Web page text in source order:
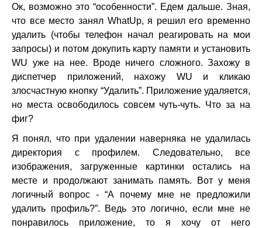
Ок, возможно это “особенности”. Едем дальше. Зная,
что все место занял WhatUp, я решил его временно
удалить (чтобы телефон начал реагировать на мои
запросы) и потом докупить карту памяти и установить
WU уже на нее. Вроде ничего сложного. Захожу в
диспетчер приложений, нахожу WU и кликаю
злосчастную кнопку “Удалить”. Приложение удаляется,
но места освободилось совсем чуть-чуть. Что за на
фиг?
Я понял, что при удалении наверняка не удалилась
директория с профилем. Следовательно, все
изображения, загруженные картинки остались на
месте и продолжают занимать память. Вот у меня
логичный вопрос - “А почему мне не предложили
удалить профиль?”. Ведь это логично, если мне не
понравилось приложение, то я хочу от него